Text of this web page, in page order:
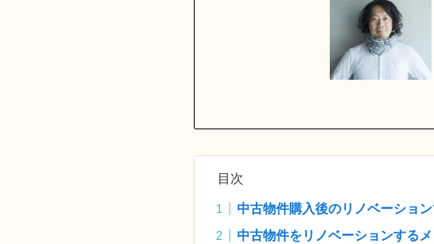
目次
中古物件購入後のリノベーショ
中古物件をリノベーションする